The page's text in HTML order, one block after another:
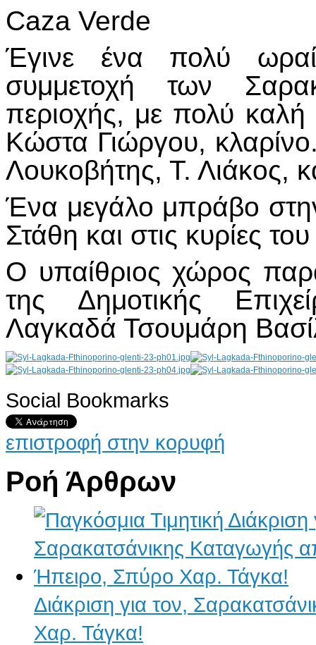
Caza Verde
Έγινε ένα πολύ
συμμετοχή των
περιοχής, με πολύ
Κώστα Γιώργου,
Λουκοβήτης, Τ. Λιάκος,
Ένα μεγάλο μπράβο
Στάθη και στις κυρίες
Ο υπαίθριος χώρος
της Δημοτικής
Λαγκαδά Τσουμάρη
AdmirorGallery 4.5.0, author/s Vasiljevski& Kekeljevic
Social Bookmarks
επιστροφή στην κορυφή
Ροή Άρθρων
Διάκριση για τον,
Χαρ. Τάγκα!